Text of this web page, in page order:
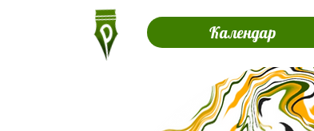
Календар